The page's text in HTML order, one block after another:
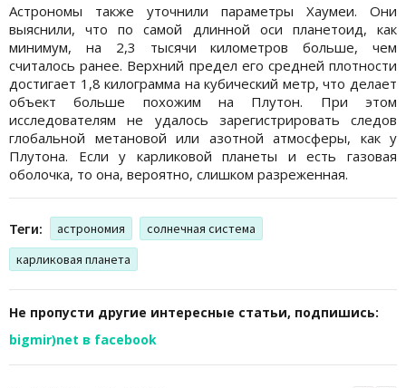
Астрономы также уточнили параметры Хаумеи. Они
выяснили, что по самой длинной оси планетоид, как
минимум, на 2,3 тысячи километров больше, чем
считалось ранее. Верхний предел его средней плотности
достигает 1,8 килограмма на кубический метр, что делает
объект больше похожим на Плутон. При этом
исследователям не удалось зарегистрировать следов
глобальной метановой или азотной атмосферы, как у
Плутона. Если у карликовой планеты и есть газовая
оболочка, то она, вероятно, слишком разреженная.
Теги: астрономия
солнечная система
карликовая планета
Не пропусти другие интересные статьи, подпишись:
bigmir)net в facebook